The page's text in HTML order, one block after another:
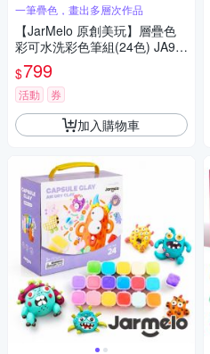
一筆疊色，畫出多層次作品
【JarMelo 原創美玩】層疊色
彩可水洗彩色筆組(24色) JA99
681
$799
活動 券
加入購物車